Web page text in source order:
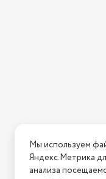
Нашли
Мы используем
Яндекс.Метрика
анализа